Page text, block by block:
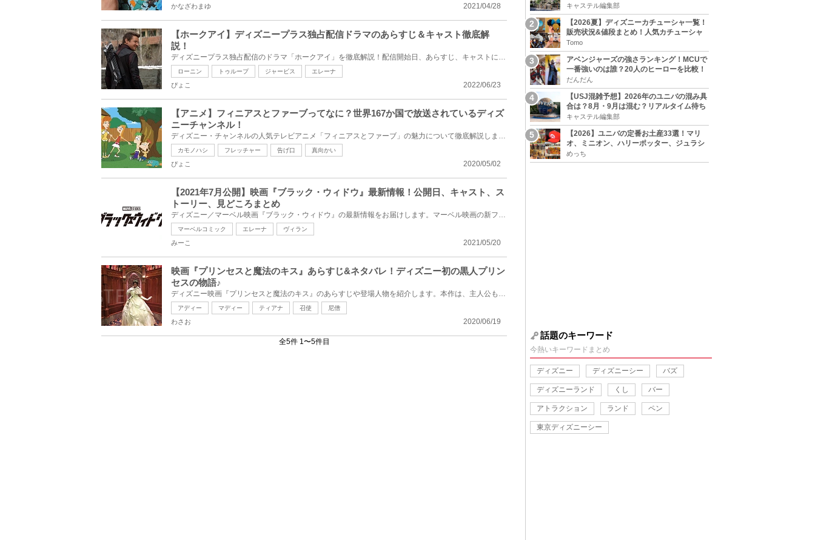
2021/04/28
かなざわまゆ
【ホークアイ】ディズニープラス独占配信ドラマのあらすじ＆キャスト徹底解
説！
ディズニープラス独占配信のドラマ「ホークアイ」を徹底解説！配信開始日、あらすじ、キャストについて...
ローニン トゥループ ジャービス エレーナ
2022/06/23
ぴょこ
【アニメ】フィニアスとファーブってなに？世界167か国で放送されているディズ
ニーチャンネル！
ディズニー・チャンネルの人気テレビアニメ「フィニアスとファーブ」の魅力について徹底解説します！フ...
カモノハシ フレッチャー 告げ口 真向かい
2020/05/02
ぴょこ
【2021年7月公開】映画『ブラック・ウィドウ』最新情報！公開日、キャスト、ス
トーリー、見どころまとめ
ディズニー／マーベル映画『ブラック・ウィドウ』の最新情報をお届けします。マーベル映画の新フェイズ...
マーベルコミック エレーナ ヴィラン
2021/05/20
みーこ
映画『プリンセスと魔法のキス』あらすじ&ネタバレ！ディズニー初の黒人プリン
セスの物語♪
ディズニー映画『プリンセスと魔法のキス』のあらすじや登場人物を紹介します。本作は、主人公も王子様...
アディー マディー ティアナ 召使 尼僧
2020/06/19
わさお
全5件 1〜5件目
キャステル編集部
【2026夏】ディズニーカチューシャ一覧！
販売状況&値段まとめ！人気カチューシャ
をチェック
Tomo
アベンジャーズの強さランキング！MCUで
一番強いのは誰？20人のヒーローを比較！
だんだん
【USJ混雑予想】2026年のユニバの混み具
合は？8月・9月は混む？リアルタイム待ち
時間アプリも
キャステル編集部
【2026】ユニバの定番お土産33選！マリ
オ、ミニオン、ハリーポッター、ジュラシ
ックパーク、セサミ、SINGなどのグッズ情
報
めっち
話題のキーワード
今熱いキーワードまとめ
ディズニー ディズニーシー バズ
ディズニーランド くし バー
アトラクション ランド ペン
東京ディズニーシー